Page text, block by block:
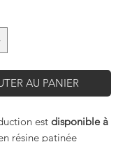
AU PANIER
est disponible à
résine patinée